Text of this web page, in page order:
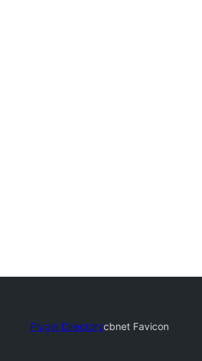
Plugin Directorycbnet Favicon